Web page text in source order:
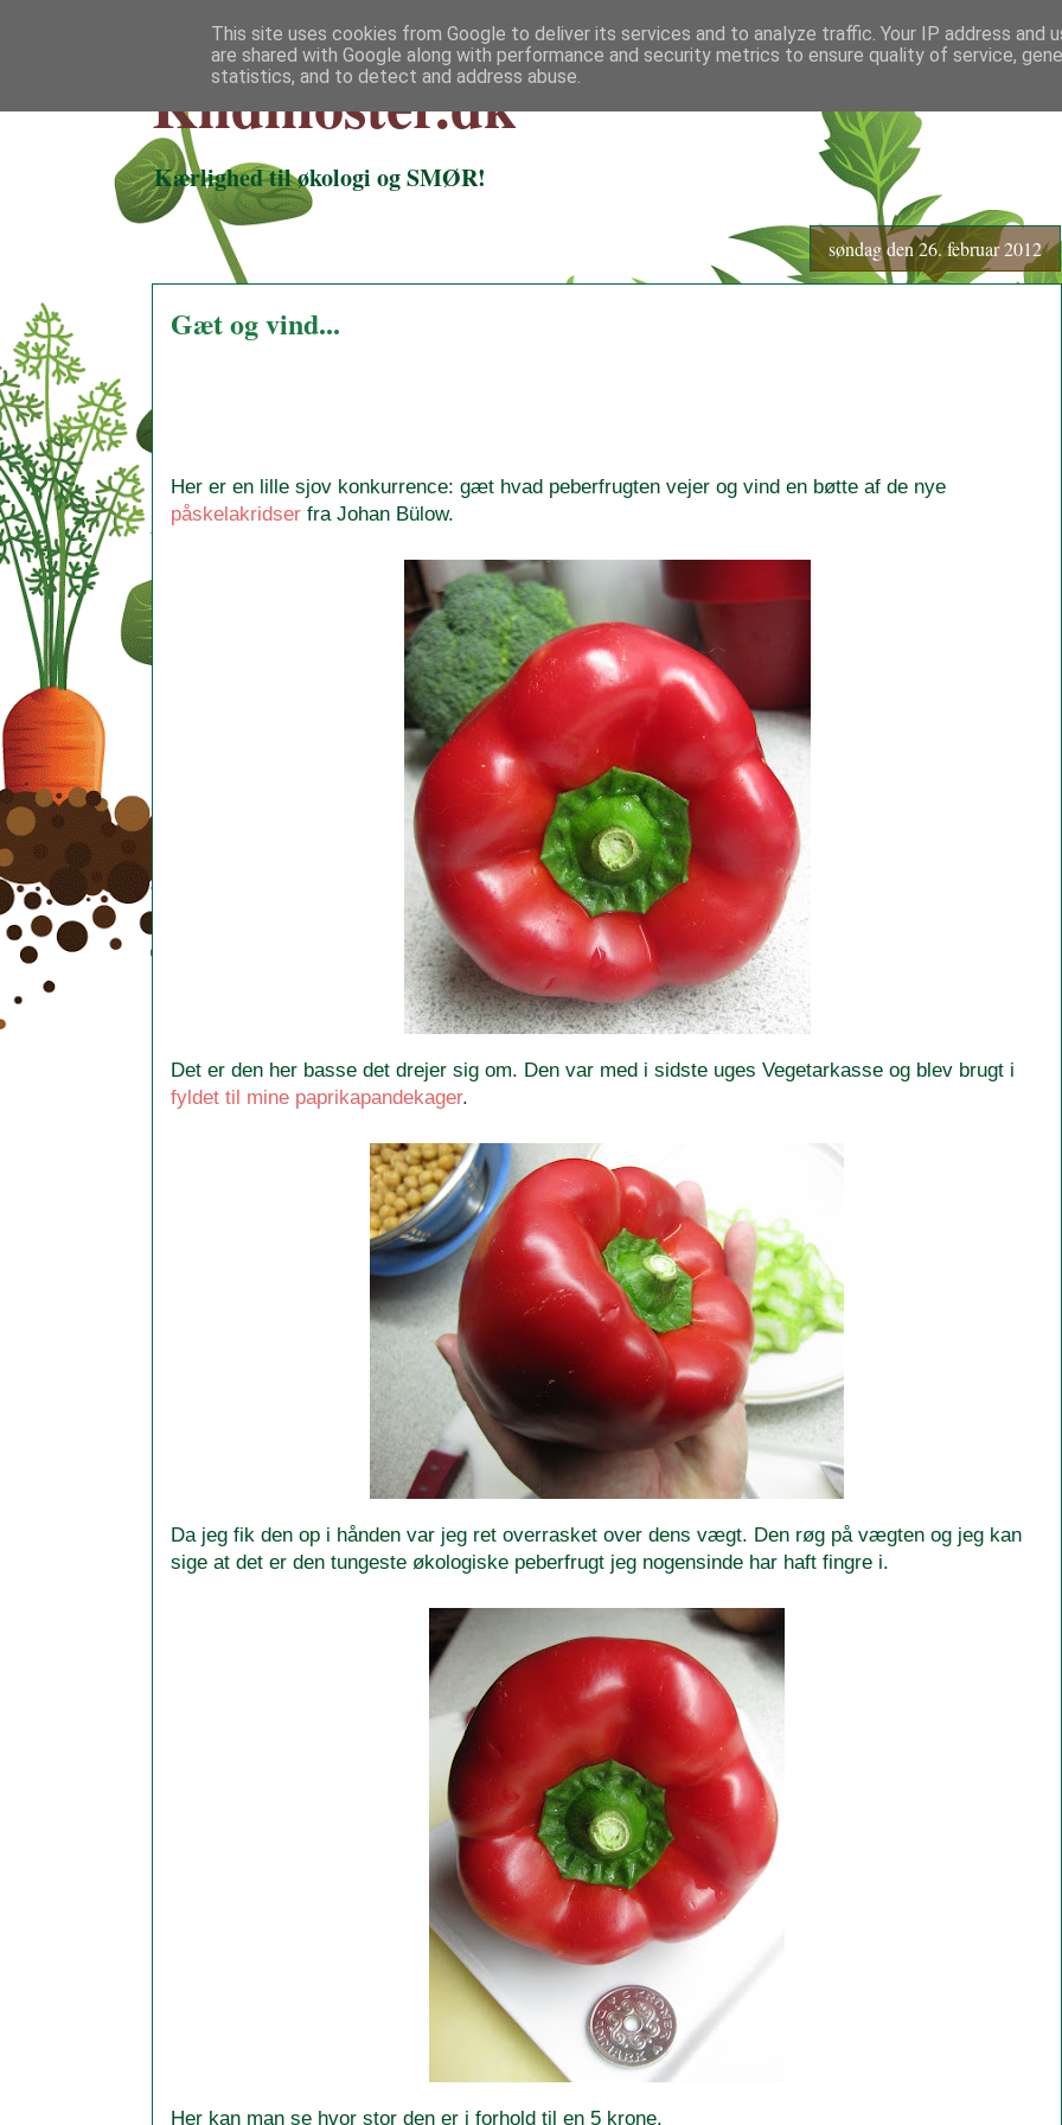
Klidmoster.dk
Kærlighed til økologi og SMØR!
søndag den 26. februar 2012
Gæt og vind...
Her er en lille sjov konkurrence: gæt hvad peberfrugten vejer og vind en bøtte af de nye
påskelakridser fra Johan Bülow.
Det er den her basse det drejer sig om. Den var med i sidste uges Vegetarkasse og blev brugt i
fyldet til mine paprikapandekager.
Da jeg fik den op i hånden var jeg ret overrasket over dens vægt. Den røg på vægten og jeg kan
sige at det er den tungeste økologiske peberfrugt jeg nogensinde har haft fingre i.
Her kan man se hvor stor den er i forhold til en 5 krone.
This site uses cookies from Google to deliver its services and to analyze traffic. Your IP address and
are shared with Google along with performance and security metrics to ensure quality of service,
statistics, and to detect and address abuse.